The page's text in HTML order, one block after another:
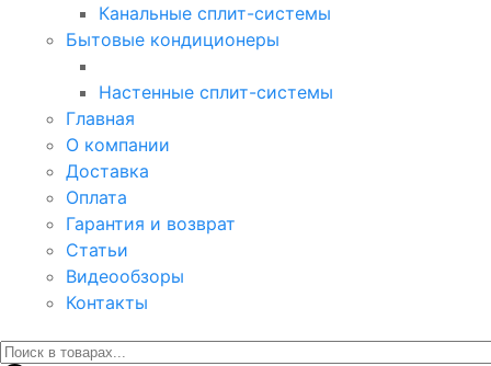
Канальные сплит-системы
Бытовые кондиционеры
Настенные сплит-системы
Главная
О компании
Доставка
Оплата
Гарантия и возврат
Статьи
Видеообзоры
Контакты